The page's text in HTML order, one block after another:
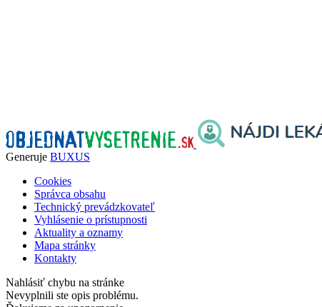
Generuje BUXUS
Cookies
Správca obsahu
Technický prevádzkovateľ
Vyhlásenie o prístupnosti
Aktuality a oznamy
Mapa stránky
Kontakty
Nahlásiť chybu na stránke
Nevyplnili ste opis problému.